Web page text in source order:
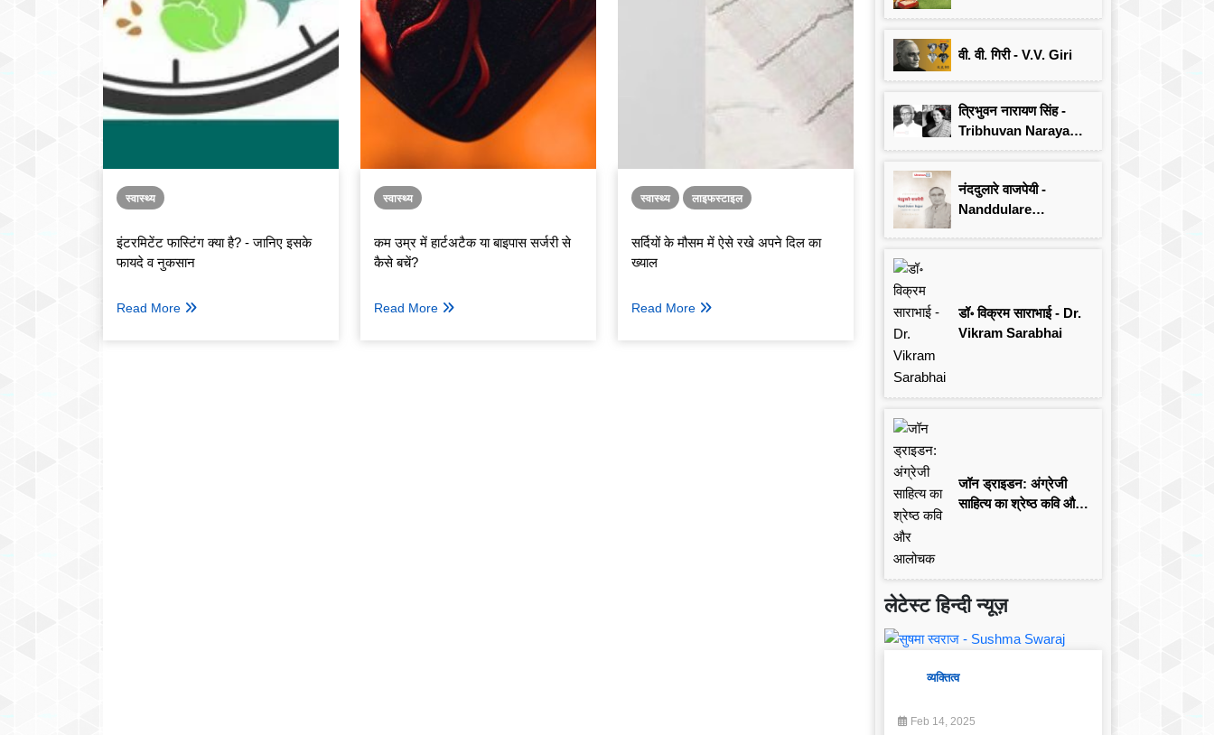
स्वास्थ्य
इंटरमिटेंट फास्टिंग क्या है? - जानिए इसके
फायदे व नुकसान
Read More
स्वास्थ्य
कम उम्र में हार्टअटैक या बाइपास सर्जरी से
कैसे बचें?
Read More
स्वास्थ्य लाइफस्टाइल
सर्दियों के मौसम में ऐसे रखे अपने दिल का
ख्याल
Read More
वी. वी. गिरी - V.V. Giri
त्रिभुवन नारायण सिंह -
Tribhuvan Narayan
Singh
नंददुलारे वाजपेयी -
Nanddulare
डॉ॰ विक्रम साराभाई - Dr.
Vikram Sarabhai
जॉन ड्राइडन: अंग्रेजी
साहित्य का श्रेष्ठ कवि और
लेटेस्ट हिन्दी न्यूज़
व्यक्तित्व
Feb 14, 2025